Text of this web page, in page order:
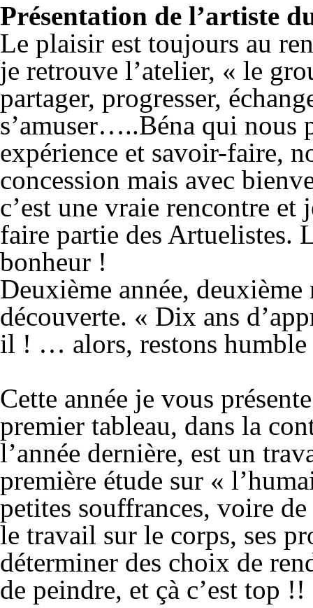
Présentation de l’artiste
Le plaisir est toujours au
je retrouve l’atelier, « le
partager, progresser,
s’amuser…..Béna qui nous
expérience et savoir-faire,
concession mais avec
c’est une vraie rencontre et
faire partie des Artuelistes.
bonheur !
Deuxième année,
découverte. « Dix ans
il ! … alors, restons humble
Cette année je vous
premier tableau, dans la
l’année dernière, est un
première étude sur «
petites souffrances, voire
le travail sur le corps, ses
déterminer des choix de
de peindre, et çà c’est top !!